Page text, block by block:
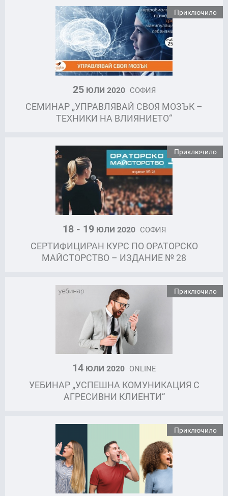
Приключило
25ЮЛИ 2020 СОФИЯ
СЕМИНАР „УПРАВЛЯВАЙ СВОЯ МОЗЪК –
ТЕХНИКИ НА ВЛИЯНИЕТО“
Приключило
18 - 19ЮЛИ 2020 СОФИЯ
СЕРТИФИЦИРАН КУРС ПО ОРАТОРСКО
МАЙСТОРСТВО – ИЗДАНИЕ № 28
Приключило
14 ЮЛИ 2020 ONLINE
УЕБИНАР „УСПЕШНА КОМУНИКАЦИЯ С
АГРЕСИВНИ КЛИЕНТИ“
Приключило